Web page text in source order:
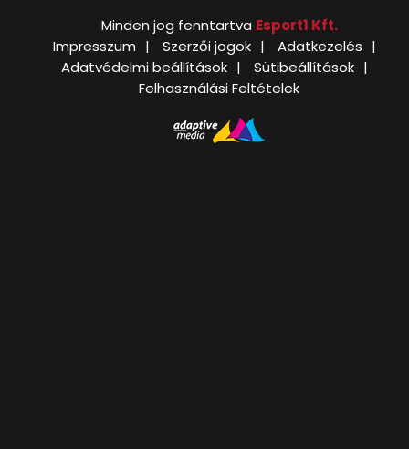
Minden jog fenntartva Esport1 Kft.
Impresszum
Szerzői jogok
Adatkezelés
Adatvédelmi beállítások
Sütibeállítások
Felhasználási Feltételek